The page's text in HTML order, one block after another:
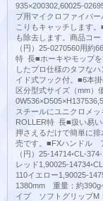
935×200302,60025-
プ用マイクロファイバ
こりもキャッチします
も除去します。商品コ
（円）25-0270560用約
特 長■ホーキやモップ
したプロ仕様のタフな
イド式フック付。■6本
区分型式サイズ（mm）
スチールにユニクロメ
ROLLER特 長■扱い易
押さえるだけで簡単に
売です。■FXハンドル
（円）25-14714◦CL-
レッド1,90025-
110イエロー1,90025-
1380mm 重量：約
イプ ソフトグリップM